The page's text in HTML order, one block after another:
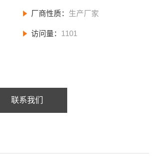
验之用
厂商性质： 生产厂家
访问量： 1101
联系我们